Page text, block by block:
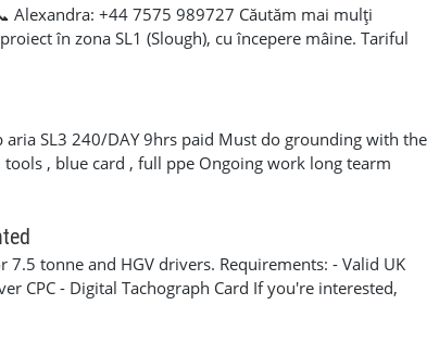
Alexandra: +44 7575 989727 Căutăm mai mulți
în zona SL1 (Slough), cu începere mâine. Tariful
termen lung. Este necesar să aveți experiență în
contactați-mă telefonic sau prin mesaj pentru mai
aria SL3 240/DAY 9hrs paid Must do grounding with the
, blue card , full ppe Ongoing work long tearm
7.5 tonne and HGV drivers. Requirements: - Valid UK
CPC - Digital Tachograph Card If you're interested,